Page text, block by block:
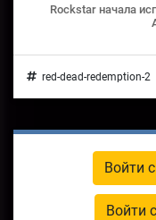
Rockstar начала
red-dead-redemption-2
Войти
Войти